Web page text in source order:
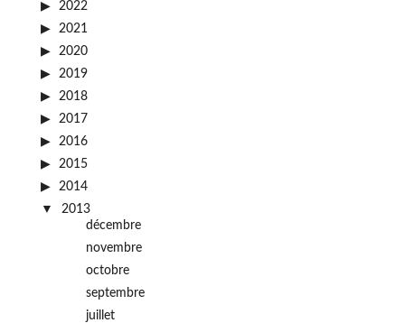
2022
2021
2020
2019
2018
2017
2016
2015
2014
2013
décembre
novembre
octobre
septembre
juillet